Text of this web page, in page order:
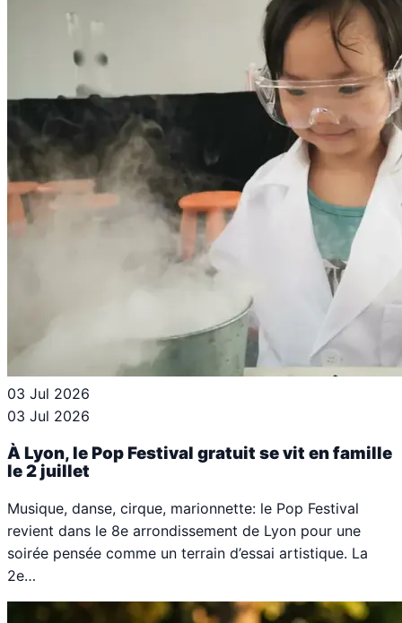
03 Jul 2026
03 Jul 2026
À Lyon, le Pop Festival gratuit se vit en famille
le 2 juillet
Musique, danse, cirque, marionnette: le Pop Festival
revient dans le 8e arrondissement de Lyon pour une
soirée pensée comme un terrain d’essai artistique. La
2e…